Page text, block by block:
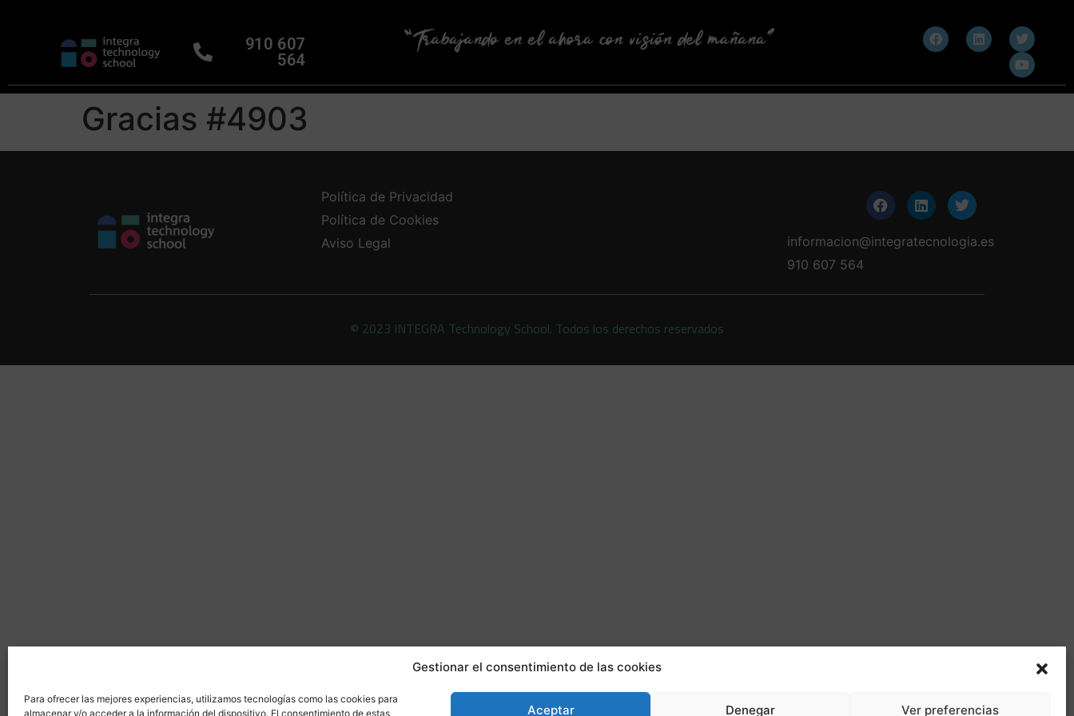
Gestionar el consentimiento de las cookies
Para ofrecer las mejores experiencias, utilizamos tecnologías como las cookies para
almacenar y/o acceder a la información del dispositivo. El consentimiento de estas
Aceptar Denegar Ver preferencias
910 607
564
Gracias #4903
Política de Privacidad
Política de Cookies
Aviso Legal
informacion@integratecnologia.es
910 607 564
© 2023 INTEGRA Technology School. Todos los derechos reservados